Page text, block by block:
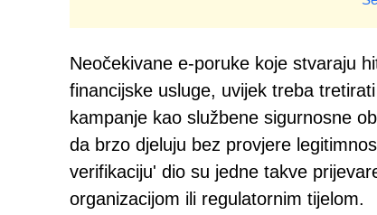
Neočekivane e-poruke koje stvaraju
financijske usluge, uvijek treba
kampanje kao službene sigurnosne
da brzo djeluju bez provjere
verifikaciju' dio su jedne takve
organizacijom ili regulatornim tijelom.